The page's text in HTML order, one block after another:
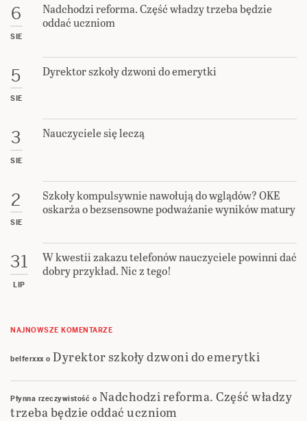
6
SIE
Nadchodzi reforma. Część władzy trzeba będzie
oddać uczniom
5
SIE
Dyrektor szkoły dzwoni do emerytki
3
SIE
Nauczyciele się leczą
2
SIE
Szkoły kompulsywnie nawołują do wglądów? OKE
oskarża o bezsensowne podważanie wyników matury
31
LIP
W kwestii zakazu telefonów nauczyciele powinni dać
dobry przykład. Nic z tego!
NAJNOWSZE KOMENTARZE
belferxxxo Dyrektor szkoły dzwoni do emerytki
Płynna rzeczywistość o Nadchodzi reforma. Część władzy
trzeba będzie oddać uczniom